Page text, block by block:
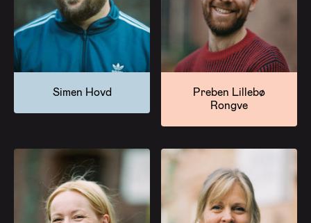
Simen Hovd
Preben Lillebø
Rongve